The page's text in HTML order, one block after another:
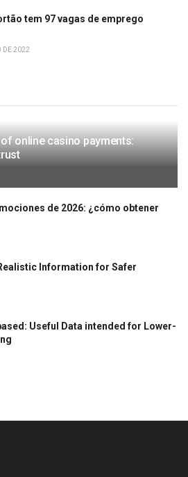
tem 97 vagas de emprego
DE 2022
online casino payments:
de 2026: ¿cómo obtener
Information for Safer
Useful Data intended for Lower-